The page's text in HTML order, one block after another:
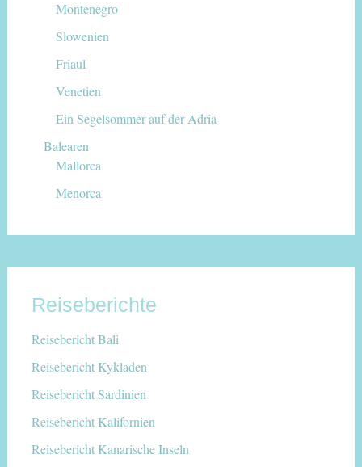
Montenegro
Slowenien
Friaul
Venetien
Ein Segelsommer auf der Adria
Balearen
Mallorca
Menorca
Reiseberichte
Reisebericht Bali
Reisebericht Kykladen
Reisebericht Sardinien
Reisebericht Kalifornien
Reisebericht Kanarische Inseln